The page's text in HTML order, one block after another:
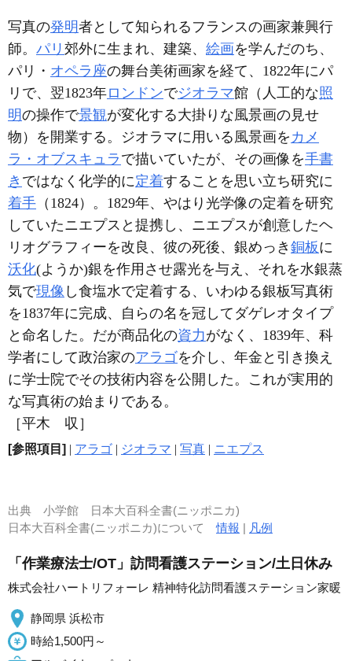
写真の発明者として知られるフランスの画家兼興行
師。 パリ 郊外に生まれ、建築、 絵画を学んだのち、
パリ・ オペラ座の舞台美術画家を経て、1822年にパ
リで、翌1823年ロンドンでジオラマ館（人工的な照
明の操作で景観が変化する大掛りな風景画の見せ
物）を開業する。ジオラマに用いる風景画を カメ
ラ・オブスキュラ で描いていたが、その画像を手書
き ではなく化学的に定着することを思い立ち研究に
着手 （1824）。1829年、やはり光学像の定着を研究
していたニエプスと提携し、ニエプスが創意したヘ
リオグラフィーを改良、彼の死後、銀めっき 銅板に
沃化(ようか)銀を作用させ露光を与え、それを水銀蒸
気で現像 し食塩水で定着する、いわゆる銀板写真術
を1837年に完成、自らの名を冠してダゲレオタイプ
と命名した。だが商品化の資力がなく、1839年、科
学者にして政治家のアラゴを介し、年金と引き換え
に学士院でその技術内容を公開した。これが実用的
な写真術の始まりである。
［平木 収］
[参照項目] | アラゴ | ジオラマ | 写真 | ニエプス
出典 小学館 日本大百科全書(ニッポニカ)
日本大百科全書(ニッポニカ)について情報 | 凡例
「作業療法士/OT」訪問看護ステーション/土日休み
株式会社ハートリフォーレ 精神特化訪問看護ステーション家暖
静岡県 浜松市
時給1,500円～